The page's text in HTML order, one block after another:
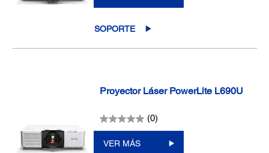
SOPORTE
Proyector Láser PowerLite L690U
(0)
VER MÁS